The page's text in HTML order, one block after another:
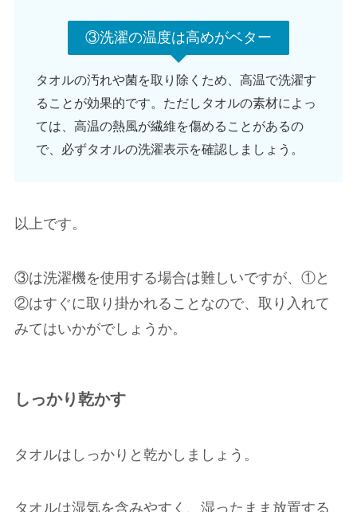
③洗濯の温度は高めがベター
タオルの汚れや菌を取り除くため、高温で洗濯す
ることが効果的です。ただしタオルの素材によっ
ては、高温の熱風が繊維を傷めることがあるの
で、必ずタオルの洗濯表示を確認しましょう。
以上です。
③は洗濯機を使用する場合は難しいですが、①と
②はすぐに取り掛かれることなので、取り入れて
みてはいかがでしょうか。
しっかり乾かす
タオルはしっかりと乾かしましょう。
タオルは湿気を含みやすく、湿ったまま放置する